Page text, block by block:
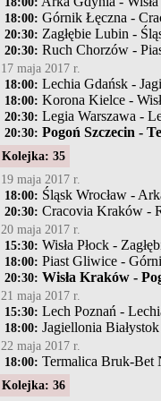
18:00: Górnik Łęczna -
20:30: Zagłębie Lubin -
20:30: Ruch Chorzów -
17 maja 2017 r.
18:00: Lechia Gdańsk -
18:00: Korona Kielce -
20:30: Legia Warszawa -
20:30: Pogoń Szczecin -
Kolejka: 35
19 maja 2017 r.
18:00: Śląsk Wrocław -
20:30: Cracovia Kraków -
20 maja 2017 r.
15:30: Wisła Płock -
18:00: Piast Gliwice -
20:30: Wisła Kraków -
21 maja 2017 r.
15:30: Lech Poznań -
18:00: Jagiellonia
22 maja 2017 r.
18:00: Termalica Bruk-Bet
Kolejka: 36